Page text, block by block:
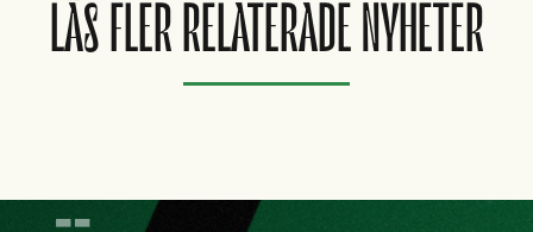
LÄS FLER RELATERADE NYHETER